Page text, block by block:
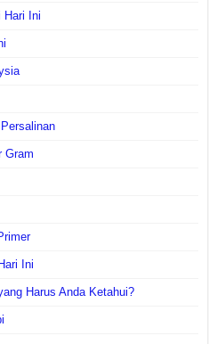
Hari Ini
Gram
Ini
Harus Anda Ketahui?